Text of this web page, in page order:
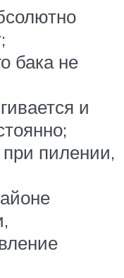
бака не
и
пилении,